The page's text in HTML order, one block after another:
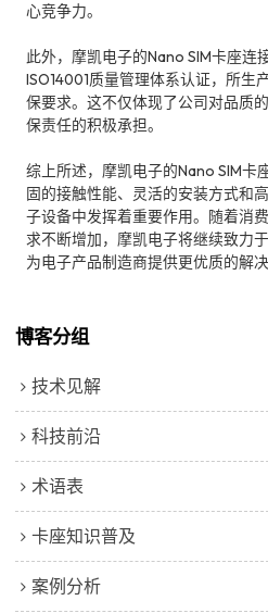
心竞争力。
此外，摩凯电子的Nano SIM卡座连
ISO14001质量管理体系认证，所生
保要求。这不仅体现了公司对品质
保责任的积极承担。
综上所述，摩凯电子的Nano SIM卡
固的接触性能、灵活的安装方式和
子设备中发挥着重要作用。随着消
求不断增加，摩凯电子将继续致力
为电子产品制造商提供更优质的解决
博客分组
技术见解
科技前沿
术语表
卡座知识普及
案例分析